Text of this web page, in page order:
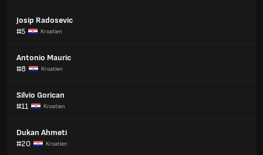
Josip Radosevic
#5
Kroatien
Antonio Mauric
#8
Kroatien
Silvio Gorican
#11
Kroatien
Dukan Ahmeti
#20
Kroatien